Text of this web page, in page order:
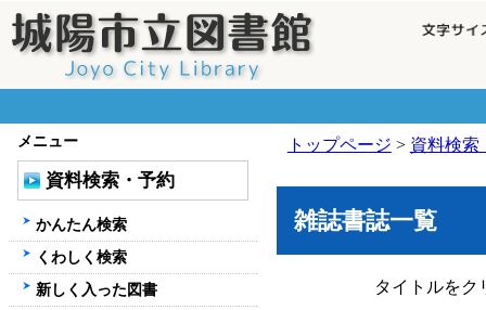
トップページ > 資料検索
雑誌書誌一覧
タイトルをク
メニュー
資料検索・予約
かんたん検索
くわしく検索
新しく入った図書